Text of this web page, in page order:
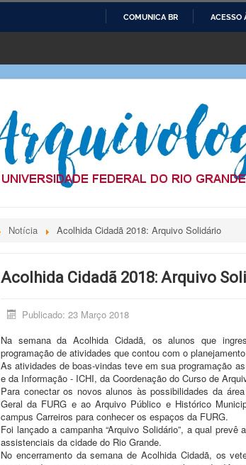
O
CONTEÚDO
COMUNICA BR ACESSO
Notícia Acolhida Cidadã 2018: Arquivo Solidário
Acolhida Cidadã 2018: Arquivo
Publicado: 23 Março 2018
Na semana da Acolhida Cidadã, os alunos que
programação de atividades que contou com o
As atividades de boas-vindas teve em sua programação
e da Informação - ICHI, da Coordenação do Curso de
Para conectar os novos alunos às possibilidades da
Geral da FURG e ao Arquivo Público e Histórico
campus Carreiros para conhecer os espaços da FURG.
Foi lançado a campanha “Arquivo Solidário”, a qual
assistenciais da cidade do Rio Grande.
No encerramento da semana de Acolhida Cidadã, os